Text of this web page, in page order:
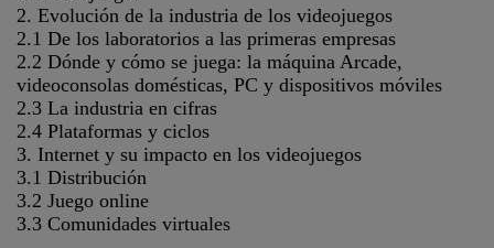
2. Evolución de la industria de los videojuegos
2.1 De los laboratorios a las primeras empresas
2.2 Dónde y cómo se juega: la máquina Arcade,
videoconsolas domésticas, PC y dispositivos móviles
2.3 La industria en cifras
2.4 Plataformas y ciclos
3. Internet y su impacto en los videojuegos
3.1 Distribución
3.2 Juego online
3.3 Comunidades virtuales